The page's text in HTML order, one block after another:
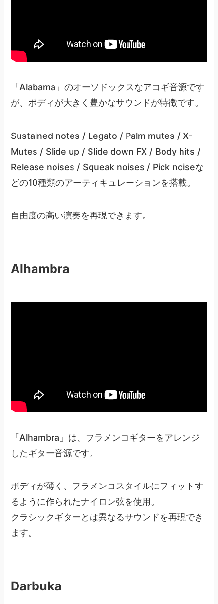
「Alabama」のオーソドックスなアコギ音源です
が、ボディが大きく豊かなサウンドが特徴です。
Sustained notes / Legato / Palm mutes / X-
Mutes / Slide up / Slide down FX / Body hits /
Release noises / Squeak noises / Pick noiseな
どの10種類のアーティキュレーションを搭載。
自由度の高い演奏を再現できます。
Alhambra
「Alhambra」は、フラメンコギターをアレンジ
したギター音源です。
ボディが薄く、フラメンコスタイルにフィットす
るように作られたナイロン弦を使用。
クラシックギターとは異なるサウンドを再現でき
ます。
Darbuka